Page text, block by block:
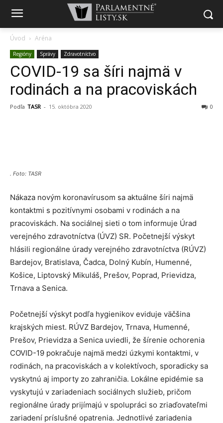
Úvod Aréna
Regióny Správy Zdravotníctvo
COVID-19 sa šíri najmä v
rodinách a na pracoviskách
Podľa TASR - 15. októbra 2020 0
. Foto: TASR
Nákaza novým koronavírusom sa aktuálne šíri najmä
kontaktmi s pozitívnymi osobami v rodinách a na
pracoviskách. Na sociálnej sieti o tom informuje Úrad
verejného zdravotníctva (ÚVZ) SR. Početnejší výskyt
hlásili regionálne úrady verejného zdravotníctva (RÚVZ)
Bardejov, Bratislava, Čadca, Dolný Kubín, Humenné,
Košice, Liptovský Mikuláš, Prešov, Poprad, Prievidza,
Trnava a Senica.
Početnejší výskyt podľa hygienikov eviduje väčšina
krajských miest. RÚVZ Bardejov, Trnava, Humenné,
Prešov, Prievidza a Senica uviedli, že šírenie ochorenia
COVID-19 pokračuje najmä medzi úzkymi kontaktmi, v
rodinách, na pracoviskách a v kolektívoch, sporadicky sa
vyskytnú aj importy zo zahraničia. Lokálne epidémie sa
vyskytujú v zariadeniach sociálnych služieb, pričom
regionálne úrady prijímajú v spolupráci so zriaďovateľmi
zariadení príslušné opatrenia. Jednotlivé zariadenia